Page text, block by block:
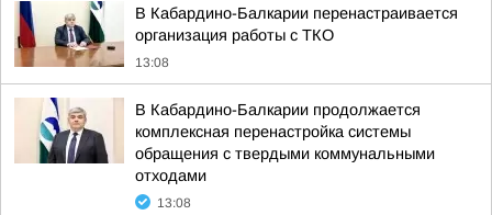
В Кабардино-Балкарии перенастраивается
организация работы с ТКО
13:08
В Кабардино-Балкарии продолжается
комплексная перенастройка системы
обращения с твердыми коммунальными
отходами
13:08